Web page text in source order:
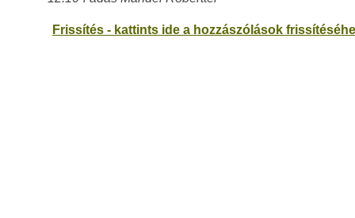
Frissítés - kattints ide a hozzászólások